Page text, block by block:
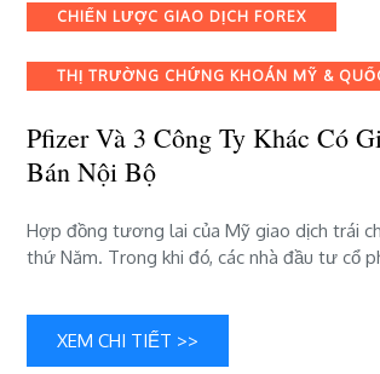
3
ty
có
giao
nội
bộ
Categories
CHIẾN LƯỢC GIAO DỊCH FOREX
THỊ TRƯỜNG CHỨNG KHOÁN MỸ &
Pfizer Và 3 Công Ty Khác Có
Bán Nội Bộ
Hợp đồng tương lai của Mỹ giao dịch trái
thứ Năm. Trong khi đó, các nhà đầu tư cổ
XEM CHI TIẾT >>